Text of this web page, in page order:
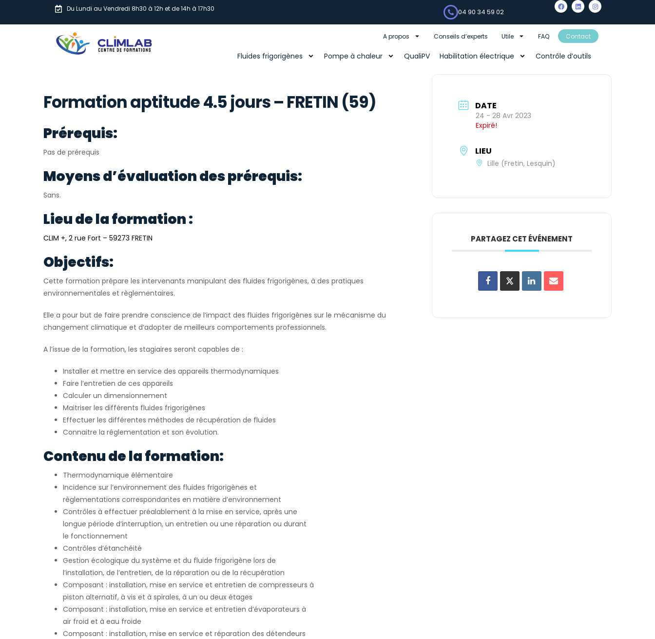
Du Lundi au Vendredi 8h30 à 12h et de 14h à 17h30 04 90 34 59 02
A propos Conseils d’experts Utile FAQ Contact
Fluides frigorigènes Pompe à chaleur QualiPV Habilitation électrique Contrôle d’outils
Formation aptitude 4.5 jours – FRETIN (59)
Prérequis:
Pas de prérequis
Moyens d’évaluation des prérequis:
Sans.
Lieu de la formation :
CLIM +, 2 rue Fort – 59273 FRETIN
Objectifs:
Cette formation prépare les intervenants manipulant des fluides frigorigènes, à des pratiques
environnementales et règlementaires.
Elle a pour but de faire prendre conscience de l’impact des fluides frigorigènes sur le mécanisme du
changement climatique et d’adopter de meilleurs comportements professionnels.
A l’issue de la formation, les stagiaires seront capables de :
Installer et mettre en service des appareils thermodynamiques
Faire l’entretien de ces appareils
Calculer un dimensionnement
Maitriser les différents fluides frigorigènes
Effectuer les différentes méthodes de récupération de fluides
Connaitre la réglementation et son évolution.
Contenu de la formation:
Thermodynamique élémentaire
Incidence sur l’environnement des fluides frigorigènes et
règlementations correspondantes en matière d’environnement
Contrôles à effectuer préalablement à la mise en service, après une
longue période d’interruption, un entretien ou une réparation ou durant
le fonctionnement
Contrôles d’étanchéité
Gestion écologique du système et du fluide frigorigène lors de
l’installation, de l’entretien, de la réparation ou de la récupération
Composant : installation, mise en service et entretien de compresseurs à
piston alternatif, à vis et à spirales, à un ou deux étages
Composant : installation, mise en service et entretien d’évaporateurs à
air froid et à eau froide
Composant : installation, mise en service et réparation des détendeurs
DATE
24 - 28 Avr 2023
Expiré!
LIEU
Lille (Fretin, Lesquin)
PARTAGEZ CET ÉVÉNEMENT